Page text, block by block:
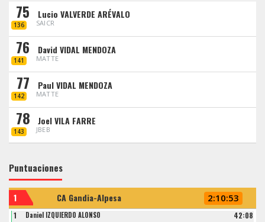
75
136
Lucio VALVERDE ARÉVALO
SAICR
76
141
David VIDAL MENDOZA
MATTE
77
142
Paul VIDAL MENDOZA
MATTE
78
143
Joel VILA FARRE
JBEB
Puntuaciones
1 CA Gandia-Alpesa 2:10:53
1 Daniel IZQUIERDO ALONSO
42:08